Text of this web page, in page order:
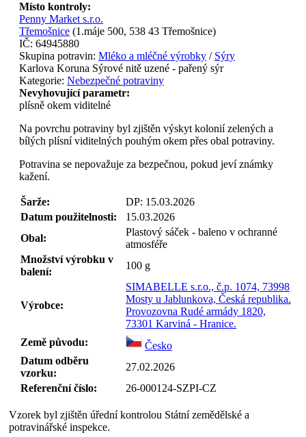
Místo kontroly:
Penny Market s.r.o.
Třemošnice (1.máje 500, 538 43 Třemošnice)
IČ: 64945880
Skupina potravin: Mléko a mléčné výrobky / Sýry
Karlova Koruna Sýrové nitě uzené - pařený sýr
Kategorie: Nebezpečné potraviny
Nevyhovující parametr:
plísně okem viditelné
Na povrchu potraviny byl zjištěn výskyt kolonií zelených a
bílých plísní viditelných pouhým okem přes obal potraviny.
Potravina se nepovažuje za bezpečnou, pokud jeví známky
kažení.
Šarže:
DP: 15.03.2026
Datum použitelnosti:
15.03.2026
Obal:
Plastový sáček - baleno v ochranné
atmosféře
Množství výrobku v
balení:
100 g
Výrobce:
SIMABELLE s.r.o., č.p. 1074, 73998
Mosty u Jablunkova, Česká republika.
Provozovna Rudé armády 1820,
73301 Karviná - Hranice.
Země původu:
Česko
Datum odběru
vzorku:
27.02.2026
Referenční číslo:
26-000124-SZPI-CZ
Vzorek byl zjištěn úřední kontrolou Státní zemědělské a
potravinářské inspekce.